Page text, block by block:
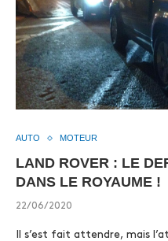
AUTO MOTEUR
LAND ROVER : LE
DANS LE ROYAUME !
22/06/2020
Il s’est fait attendre, mais